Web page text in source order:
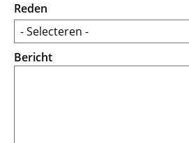
Reden
Bericht